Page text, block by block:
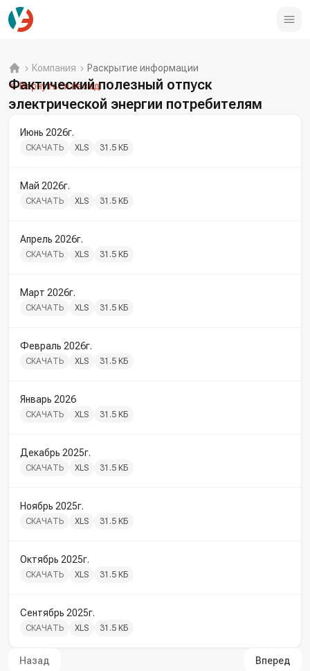
Компания
Раскрытие информации
Вернуться назад
Фактический полезный отпуск
электрической энергии потребителям
Июнь 2026г.
СКАЧАТЬ XLS 31.5 КБ
Май 2026г.
СКАЧАТЬ XLS 31.5 КБ
Апрель 2026г.
СКАЧАТЬ XLS 31.5 КБ
Март 2026г.
СКАЧАТЬ XLS 31.5 КБ
Февраль 2026г.
СКАЧАТЬ XLS 31.5 КБ
Январь 2026
СКАЧАТЬ XLS 31.5 КБ
Декабрь 2025г.
СКАЧАТЬ XLS 31.5 КБ
Ноябрь 2025г.
СКАЧАТЬ XLS 31.5 КБ
Октябрь 2025г.
СКАЧАТЬ XLS 31.5 КБ
Сентябрь 2025г.
СКАЧАТЬ XLS 31.5 КБ
Назад Вперед